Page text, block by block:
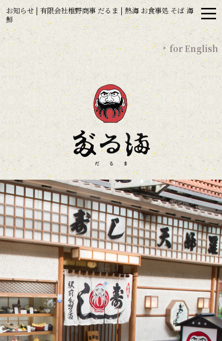
お知らせ | 有限会社椎野商事 だるま | 熱海 お食事処 そば 海
鮮
for English